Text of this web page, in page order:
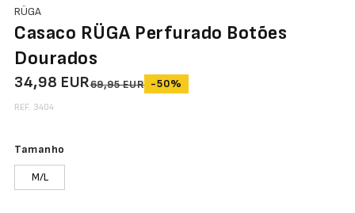
RÜGA
Casaco RÜGA Perfurado Botões
Dourados
34,98 EUR69,95 EUR -50%
REF. 3404
Tamanho
M/L